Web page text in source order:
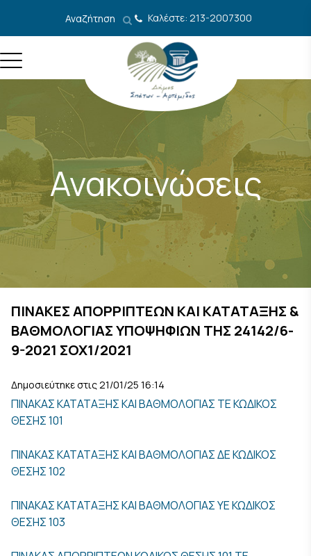
Αναζήτηση Καλέστε: 213-2007300
Ανακοινώσεις
ΠΙΝΑΚΕΣ ΑΠΟΡΡΙΠΤΕΩΝ ΚΑΙ ΚΑΤΑΤΑΞΗΣ &
ΒΑΘΜΟΛΟΓΙΑΣ ΥΠΟΨΗΦΙΩΝ ΤΗΣ 24142/6-
9-2021 ΣΟΧ1/2021
Δημοσιεύτηκε στις 21/01/25 16:14
ΠΙΝΑΚΑΣ ΚΑΤΑΤΑΞΗΣ KAI ΒΑΘΜΟΛΟΓΙΑΣ ΤΕ ΚΩΔΙΚΟΣ
ΘΕΣΗΣ 101
ΠΙΝΑΚΑΣ ΚΑΤΑΤΑΞΗΣ KAI ΒΑΘΜΟΛΟΓΙΑΣ ΔΕ ΚΩΔΙΚΟΣ
ΘΕΣΗΣ 102
ΠΙΝΑΚΑΣ ΚΑΤΑΤΑΞΗΣ KAI ΒΑΘΜΟΛΟΓΙΑΣ ΥΕ ΚΩΔΙΚΟΣ
ΘΕΣΗΣ 103